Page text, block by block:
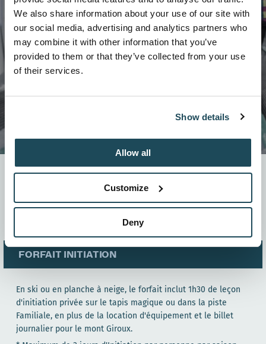
We also share information about your use of our site with
our social media, advertising and analytics partners who
may combine it with other information that you’ve
provided to them or that they’ve collected from your use
of their services.
Show details
Allow all
Customize
Deny
Forfaits initiation
Deux forfaits d'initiation sont disponibles pour faire
peu importe votre âge.
Réservez un forfait à compter du 1er novembre.
FORFAIT INITIATION
En ski ou en planche à neige, le forfait inclut 1h30 de leçon
d'initiation privée sur le tapis magique ou dans la piste
Familiale, en plus de la location d'équipement et le billet
journalier pour le mont Giroux.
randonnée.
Merci de votre compréhension et à l'an prochain !